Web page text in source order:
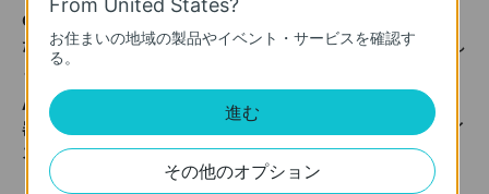
Q12. メインルーター側でEasyMeshを誤って無効化してしまっ
た場合、再度有効化するとEasyMeshネットワークとして復旧し
ますか?
A.
サテライトデバイス側の仕様によります。サテライトが中継
器の場合は自動的に復旧しますが、ルーターがサテライトデバイ
スの場合は自動で復旧しません。
お住まいの地域の製品やイベント・サービスを確認す
る。
進む
その他のオプション